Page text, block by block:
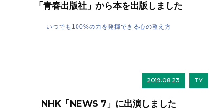
「青春出版社」から本を出版しました
いつでも100%の力を発揮できる心の整え方
2019.08.23 TV
NHK「NEWS 7」に出演しました